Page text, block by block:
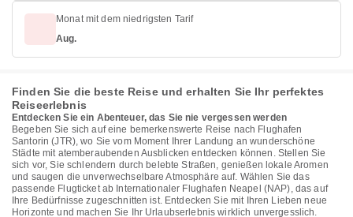
Monat mit dem niedrigsten Tarif
Aug.
Finden Sie die beste Reise und erhalten Sie Ihr perfektes
Reiseerlebnis
Entdecken Sie ein Abenteuer, das Sie nie vergessen werden
Begeben Sie sich auf eine bemerkenswerte Reise nach Flughafen
Santorin (JTR), wo Sie vom Moment Ihrer Landung an wunderschöne
Städte mit atemberaubenden Ausblicken entdecken können. Stellen Sie
sich vor, Sie schlendern durch belebte Straßen, genießen lokale Aromen
und saugen die unverwechselbare Atmosphäre auf. Wählen Sie das
passende Flugticket ab Internationaler Flughafen Neapel (NAP), das auf
Ihre Bedürfnisse zugeschnitten ist. Entdecken Sie mit Ihren Lieben neue
Horizonte und machen Sie Ihr Urlaubserlebnis wirklich unvergesslich.